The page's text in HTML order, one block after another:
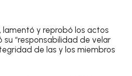
lamentó y reprobó los actos
su “responsabilidad de velar
de las y los miembros